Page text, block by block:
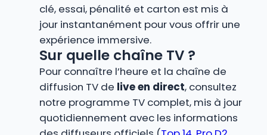
clé, essai, pénalité et carton est mis à
jour instantanément pour vous offrir une
expérience immersive.
Sur quelle chaîne TV ?
Pour connaître l’heure et la chaîne de
diffusion TV de live en direct, consultez
notre programme TV complet, mis à jour
quotidiennement avec les informations